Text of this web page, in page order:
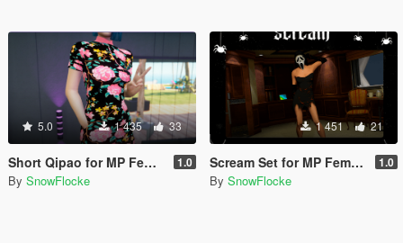
5.0 1 435 33
Short Qipao for MP Female 1.0
By SnowFlocke
1 451 21
Scream Set for MP Female 1.0
By SnowFlocke